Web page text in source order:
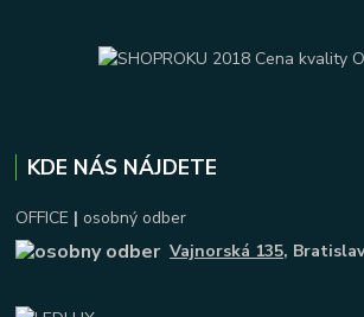
KDE NÁS NÁJDETE
OFFICE | osobný odber
Vajnorská 135,